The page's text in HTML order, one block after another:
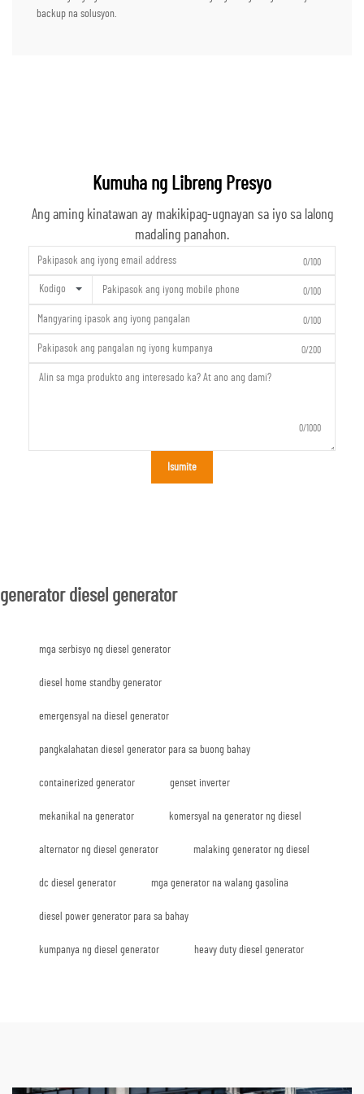
backup na solusyon.
Kumuha ng Libreng Presyo
Ang aming kinatawan ay makikipag-ugnayan sa iyo sa lalong
madaling panahon.
0/100
Kodigo 0/100
0/100
0/200
0/1000
Isumite
generator diesel generator
mga serbisyo ng diesel generator
diesel home standby generator
emergensyal na diesel generator
pangkalahatan diesel generator para sa buong bahay
containerized generator genset inverter
mekanikal na generator komersyal na generator ng diesel
alternator ng diesel generator malaking generator ng diesel
dc diesel generator mga generator na walang gasolina
diesel power generator para sa bahay
kumpanya ng diesel generator heavy duty diesel generator